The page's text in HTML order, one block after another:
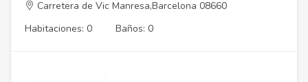
Carretera de Vic Manresa,Barcelona 08660
Habitaciones: 0
Baños: 0